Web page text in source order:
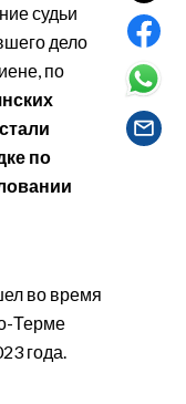
судьи
дело
по
по
во время
Терме
года.